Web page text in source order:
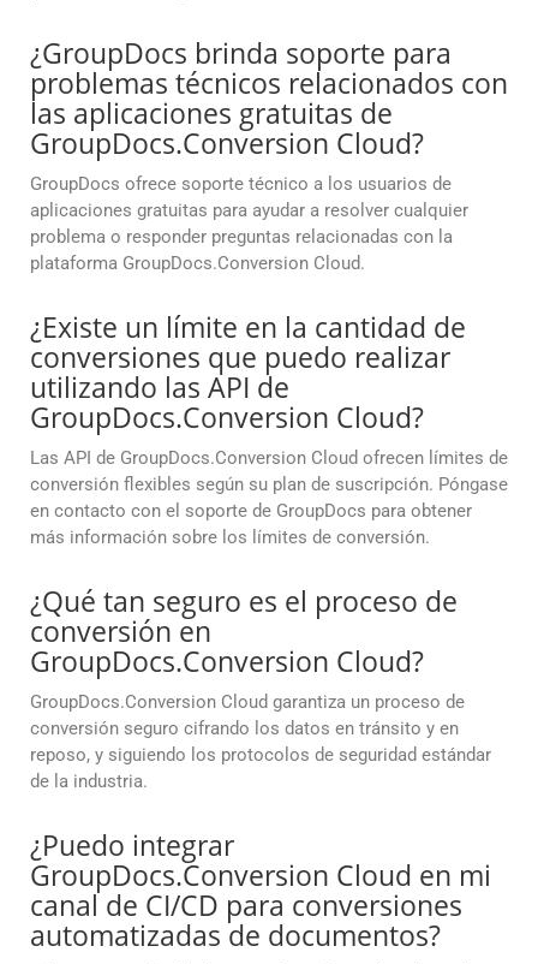
¿GroupDocs brinda soporte para
problemas técnicos relacionados con
las aplicaciones gratuitas de
GroupDocs.Conversion Cloud?
GroupDocs ofrece soporte técnico a los usuarios de
aplicaciones gratuitas para ayudar a resolver cualquier
problema o responder preguntas relacionadas con la
plataforma GroupDocs.Conversion Cloud.
¿Existe un límite en la cantidad de
conversiones que puedo realizar
utilizando las API de
GroupDocs.Conversion Cloud?
Las API de GroupDocs.Conversion Cloud ofrecen límites de
conversión flexibles según su plan de suscripción. Póngase
en contacto con el soporte de GroupDocs para obtener
más información sobre los límites de conversión.
¿Qué tan seguro es el proceso de
conversión en
GroupDocs.Conversion Cloud?
GroupDocs.Conversion Cloud garantiza un proceso de
conversión seguro cifrando los datos en tránsito y en
reposo, y siguiendo los protocolos de seguridad estándar
de la industria.
¿Puedo integrar
GroupDocs.Conversion Cloud en mi
canal de CI/CD para conversiones
automatizadas de documentos?